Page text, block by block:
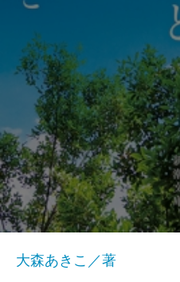
大森あきこ／著